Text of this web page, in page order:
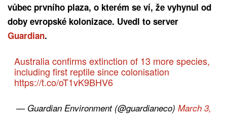
vůbec prvního plaza, o kterém se ví, že vyhynul od
doby evropské kolonizace. Uvedl to server
Guardian.
Australia confirms extinction of 13 more species,
including first reptile since colonisation
https://t.co/oT1vK9BHV6
— Guardian Environment (@guardianeco) March 3,